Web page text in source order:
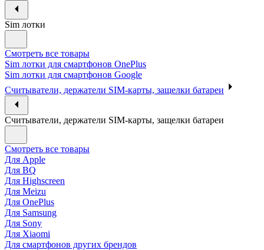
Sim лотки
Смотреть все товары
Sim лотки для смартфонов OnePlus
Sim лотки для смартфонов Google
Считыватели, держатели SIM-карты, защелки батареи
Считыватели, держатели SIM-карты, защелки батареи
Смотреть все товары
Для Apple
Для BQ
Для Highscreen
Для Meizu
Для OnePlus
Для Samsung
Для Sony
Для Xiaomi
Для смартфонов других брендов